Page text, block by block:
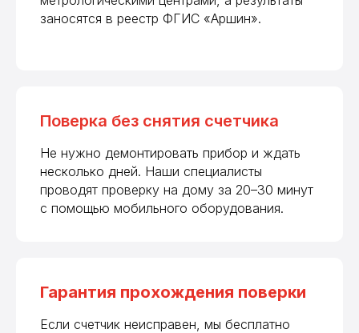
заносятся в реестр ФГИС «Аршин».
Поверка без снятия счетчика
Не нужно демонтировать прибор и ждать
несколько дней. Наши специалисты
проводят проверку на дому за 20–30 минут
с помощью мобильного оборудования.
Гарантия прохождения поверки
Если счетчик неисправен, мы бесплатно